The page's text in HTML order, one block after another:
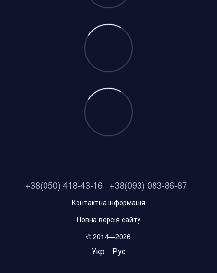
+38(050) 418-43-16 +38(093) 083-86-87
Контактна інформація
Повна версія сайту
© 2014—2026
Укр Рус